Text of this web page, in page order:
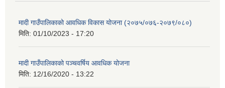
मादी गाउँपालिकाको आवधिक विकास योजना (२०७५/०७६-२०७९/०८०)
मिति: 01/10/2023 - 17:20
मादी गाउँपालिकाको पञ्चवर्षिय आवधिक योजना
मिति: 12/16/2020 - 13:22